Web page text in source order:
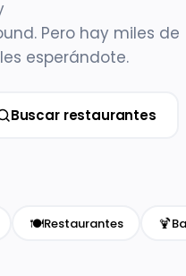
Pero hay miles de
esperándote.
Buscar restaurantes
🍽️Restaurantes 🍹